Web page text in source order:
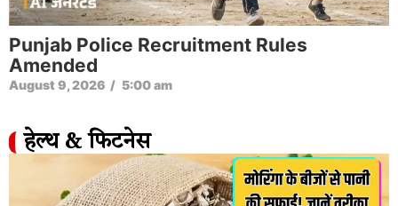
Punjab Police Recruitment Rules
Amended
August 9, 2026 / 5:00 am
हेल्थ & फिटनेस